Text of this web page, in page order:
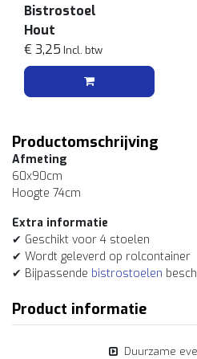
Bistrostoel
Hout
€ 3,25 Incl. btw
Productomschrijving
Afmeting
60x90cm
Hoogte 74cm
Extra informatie
✔ Geschikt voor 4 stoelen
✔ Wordt geleverd op rolcontainer
✔ Bijpassende bistrostoelen
Product informatie
Duurzame